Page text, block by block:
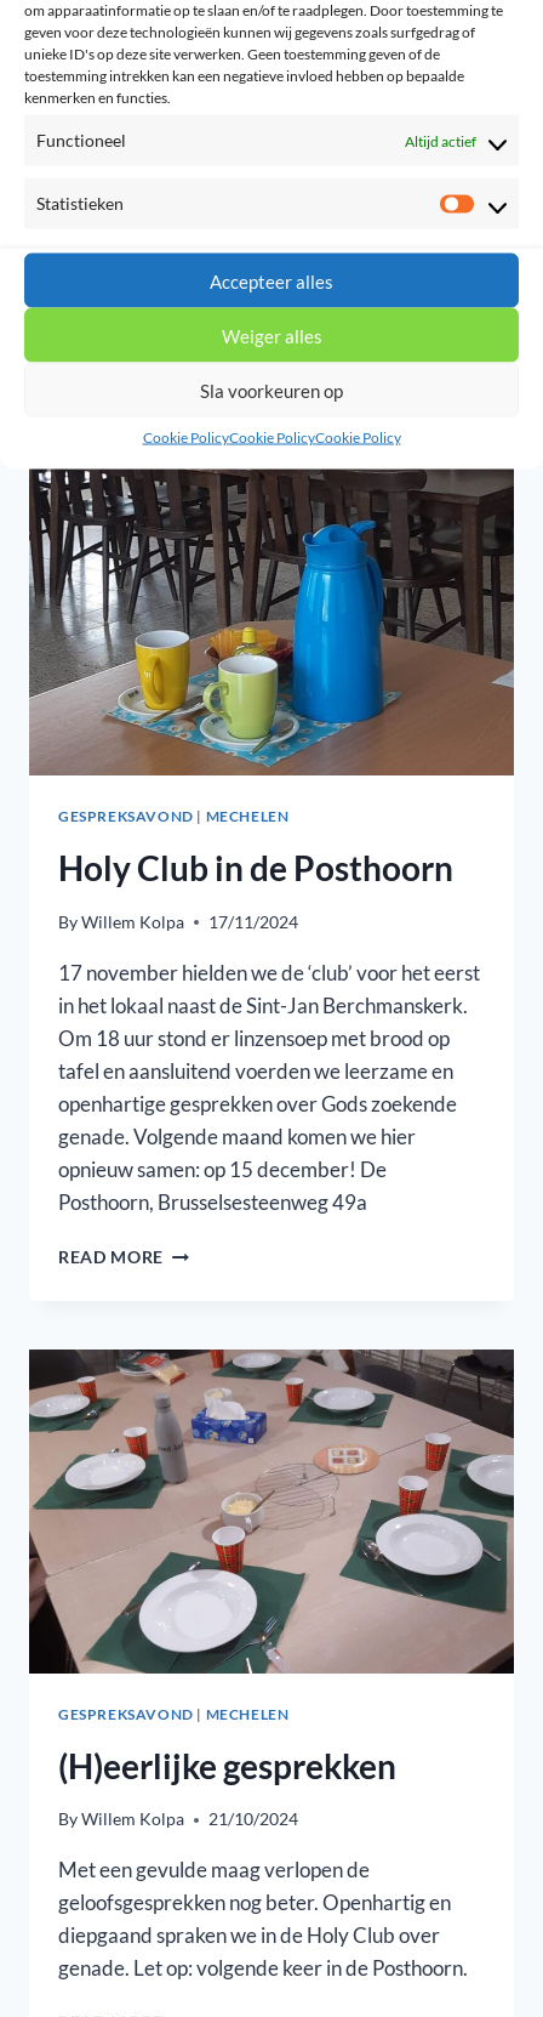
om apparaatinformatie op te slaan en/of te raadplegen. Door toestemming te
geven voor deze technologieën kunnen wij gegevens zoals surfgedrag of
unieke ID's op deze site verwerken. Geen toestemming geven of de
toestemming intrekken kan een negatieve invloed hebben op bepaalde
kenmerken en functies.
Functioneel Altijd actief
Statistieken
Accepteer alles
Weiger alles
Sla voorkeuren op
Cookie PolicyCookie PolicyCookie Policy
Willem Kolpa 06/12/2024
15 december zaten we met 10 rond de tafel.
Eerst was er kip met appelmoes en toen de
magen gevuld waren, spraken we met elkaar
gezellig samen eten en een eerlijk
welkom in de ‘Holy Club’ in het bovenlokaal
naast…
READ MORE OPENHARTIGE
GESPREKSAVOND | MECHELEN
Holy Club in de Posthoorn
ByWillem Kolpa 17/11/2024
17 november hielden we de ‘club’ voor het eerst
in het lokaal naast de Sint-Jan Berchmanskerk.
Om 18 uur stond er linzensoep met brood op
tafel en aansluitend voerden we leerzame en
openhartige gesprekken over Gods zoekende
genade. Volgende maand komen we hier
opnieuw samen: op 15 december! De
Posthoorn, Brusselsesteenweg 49a
READ MORE HOLY
POSTHOORN
GESPREKSAVOND | MECHELEN
(H)eerlijke gesprekken
ByWillem Kolpa 21/10/2024
Met een gevulde maag verlopen de
geloofsgesprekken nog beter. Openhartig en
diepgaand spraken we in de Holy Club over
genade. Let op: volgende keer in de Posthoorn.